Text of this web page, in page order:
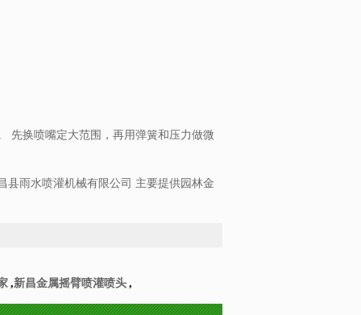
先换喷嘴定大范围，再用弹簧和压力做微
县雨水喷灌机械有限公司 主要提供园林金
,新昌金属摇臂喷灌喷头 ,